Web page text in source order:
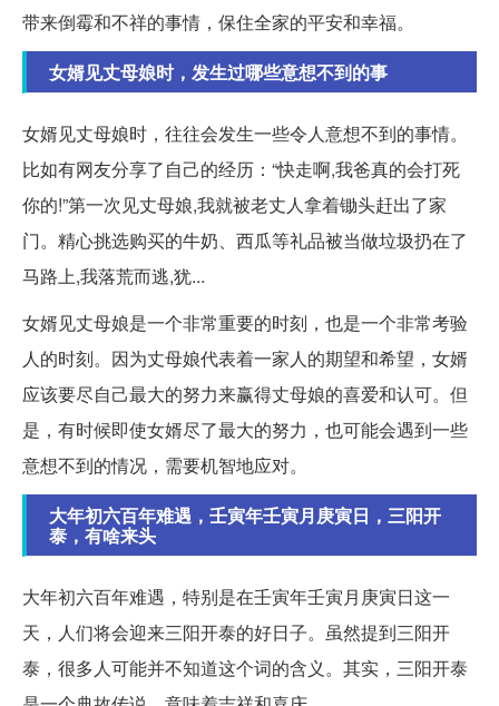
带来倒霉和不祥的事情，保住全家的平安和幸福。
女婿见丈母娘时，发生过哪些意想不到的事
女婿见丈母娘时，往往会发生一些令人意想不到的事情。
比如有网友分享了自己的经历：“快走啊,我爸真的会打死
你的!”第一次见丈母娘,我就被老丈人拿着锄头赶出了家
门。精心挑选购买的牛奶、西瓜等礼品被当做垃圾扔在了
马路上,我落荒而逃,犹...
女婿见丈母娘是一个非常重要的时刻，也是一个非常考验
人的时刻。因为丈母娘代表着一家人的期望和希望，女婿
应该要尽自己最大的努力来赢得丈母娘的喜爱和认可。但
是，有时候即使女婿尽了最大的努力，也可能会遇到一些
意想不到的情况，需要机智地应对。
大年初六百年难遇，壬寅年壬寅月庚寅日，三阳开
泰，有啥来头
大年初六百年难遇，特别是在壬寅年壬寅月庚寅日这一
天，人们将会迎来三阳开泰的好日子。虽然提到三阳开
泰，很多人可能并不知道这个词的含义。其实，三阳开泰